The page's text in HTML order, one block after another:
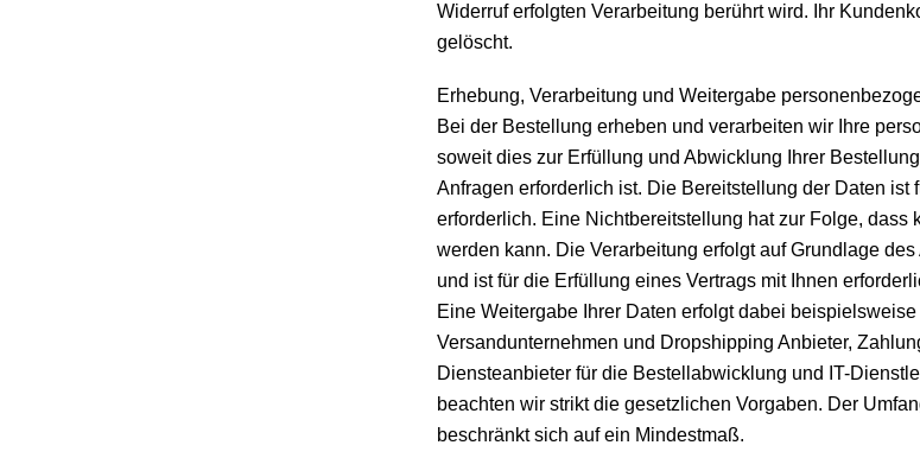
Widerruf erfolgten Verarbeitung berührt wird. Ihr
gelöscht.
Erhebung, Verarbeitung und Weitergabe
Bei der Bestellung erheben und verarbeiten wir Ihre
soweit dies zur Erfüllung und Abwicklung Ihrer
Anfragen erforderlich ist. Die Bereitstellung der Daten ist
erforderlich. Eine Nichtbereitstellung hat zur Folge, dass
werden kann. Die Verarbeitung erfolgt auf Grundlage
und ist für die Erfüllung eines Vertrags mit Ihnen
Eine Weitergabe Ihrer Daten erfolgt dabei
Versandunternehmen und Dropshipping Anbieter,
Diensteanbieter für die Bestellabwicklung und IT-
beachten wir strikt die gesetzlichen Vorgaben. Der
beschränkt sich auf ein Mindestmaß.